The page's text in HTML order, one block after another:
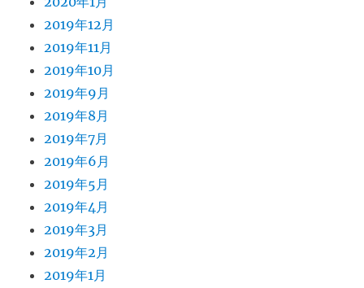
2019年12月
2019年11月
2019年10月
2019年9月
2019年8月
2019年7月
2019年6月
2019年5月
2019年4月
2019年3月
2019年2月
2019年1月